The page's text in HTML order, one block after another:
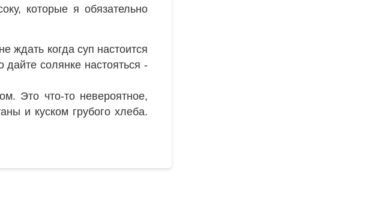
которые я обязательно
ждать когда суп настоится
солянке настояться -
Это что-то невероятное,
и куском грубого хлеба.